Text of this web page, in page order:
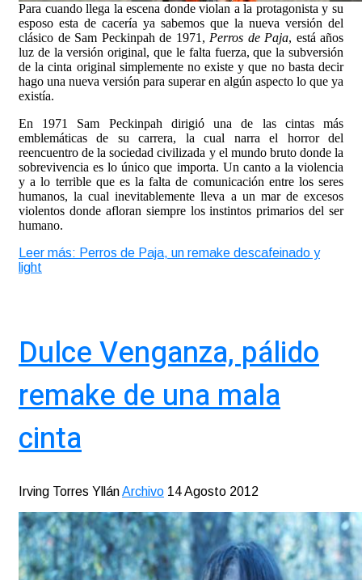
Para cuando llega la escena donde violan a la protagonista y su
esposo esta de cacería ya sabemos que la nueva versión del
clásico de Sam Peckinpah de 1971, Perros de Paja, está años
luz de la versión original, que le falta fuerza, que la subversión
de la cinta original simplemente no existe y que no basta decir
hago una nueva versión para superar en algún aspecto lo que ya
existía.
En 1971 Sam Peckinpah dirigió una de las cintas más
emblemáticas de su carrera, la cual narra el horror del
reencuentro de la sociedad civilizada y el mundo bruto donde la
sobrevivencia es lo único que importa. Un canto a la violencia
y a lo terrible que es la falta de comunicación entre los seres
humanos, la cual inevitablemente lleva a un mar de excesos
violentos donde afloran siempre los instintos primarios del ser
humano.
Leer más: Perros de Paja, un remake descafeinado y
light
Dulce Venganza, pálido
remake de una mala
cinta
Irving Torres YllánArchivo 14 Agosto 2012